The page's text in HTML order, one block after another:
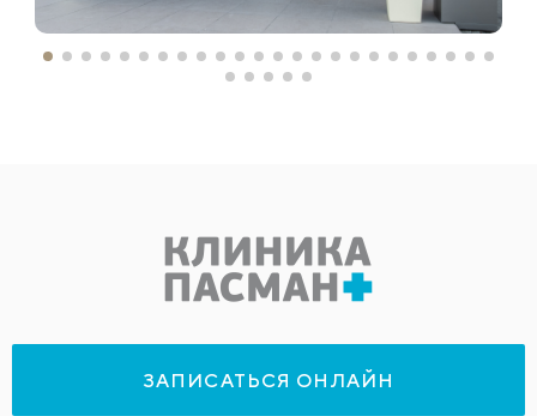
ЗАПИСАТЬСЯ ОНЛАЙН